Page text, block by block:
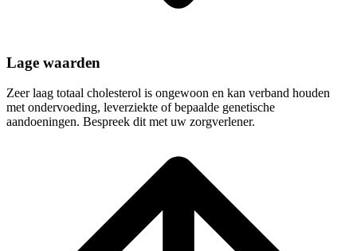
Lage waarden
Zeer laag totaal cholesterol is ongewoon en kan verband houden
met ondervoeding, leverziekte of bepaalde genetische
aandoeningen. Bespreek dit met uw zorgverlener.